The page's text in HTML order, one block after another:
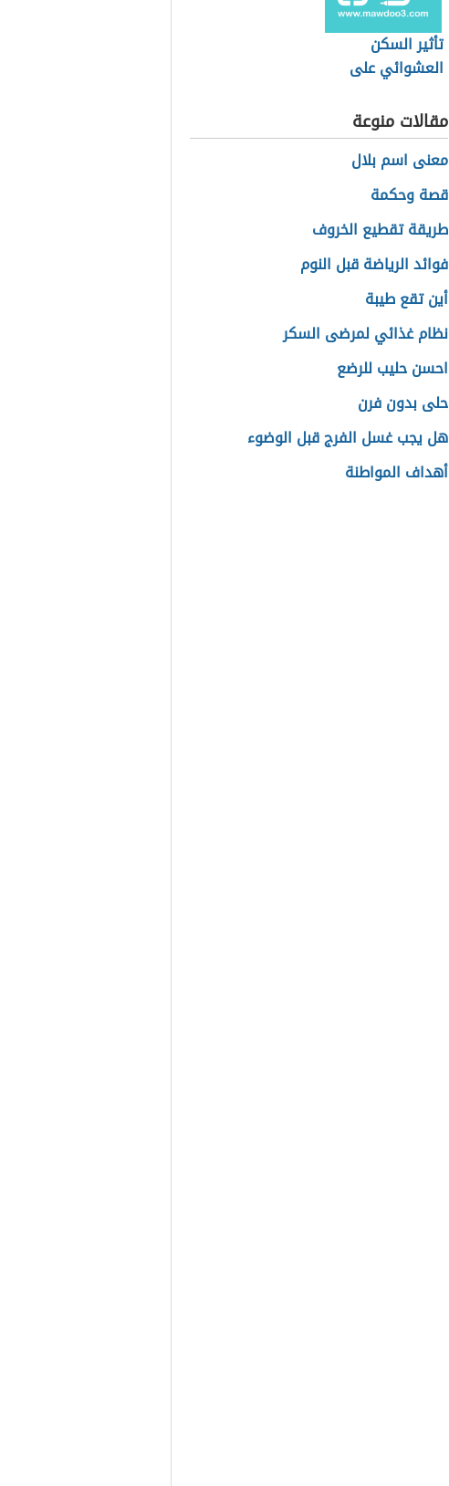
تأثير السكن
العشوائي على
مقالات منوعة
معنى اسم بلال
قصة وحكمة
طريقة تقطيع الخروف
فوائد الرياضة قبل النوم
أين تقع طيبة
نظام غذائي لمرضى السكر
احسن حليب للرضع
حلى بدون فرن
هل يجب غسل الفرج قبل الوضوء
أهداف المواطنة